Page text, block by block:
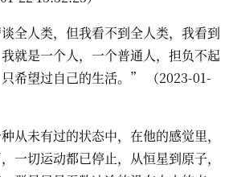
全人类，但我看不到全人类，我看到
就是一个人，一个普通人，担负不起
希望过自己的生活。” （2023-01-
从未有过的状态中，在他的感觉里，
一切运动都已停止，从恒星到原子，